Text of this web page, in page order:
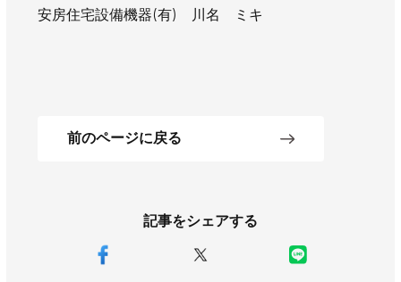
記事をシェアする
安房住宅設備機器(有) 川名 ミキ
前のページに戻る